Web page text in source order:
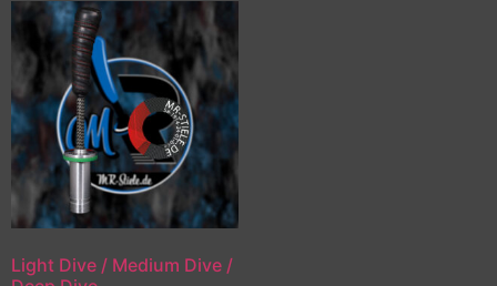
Light Dive / Medium Dive /